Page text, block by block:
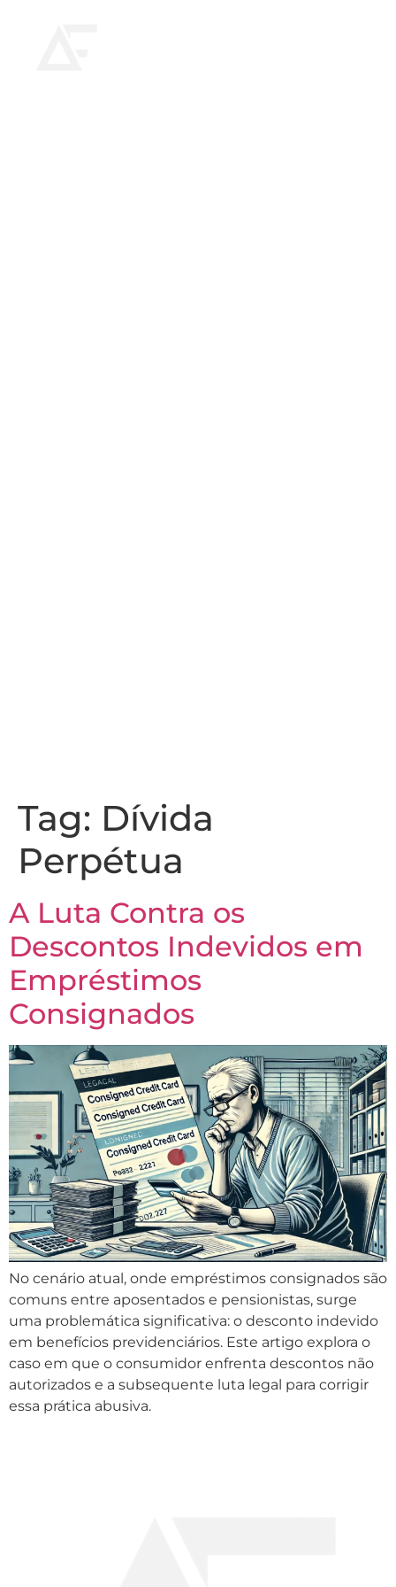
Tag: Dívida
Perpétua
A Luta Contra os
Descontos Indevidos em
Empréstimos
Consignados
No cenário atual, onde empréstimos consignados são
comuns entre aposentados e pensionistas, surge
uma problemática significativa: o desconto indevido
em benefícios previdenciários. Este artigo explora o
caso em que o consumidor enfrenta descontos não
autorizados e a subsequente luta legal para corrigir
essa prática abusiva.